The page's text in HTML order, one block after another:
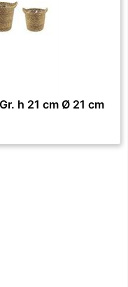
h 21 cm Ø 21 cm